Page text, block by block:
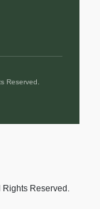
Reserved.
Rights Reserved.